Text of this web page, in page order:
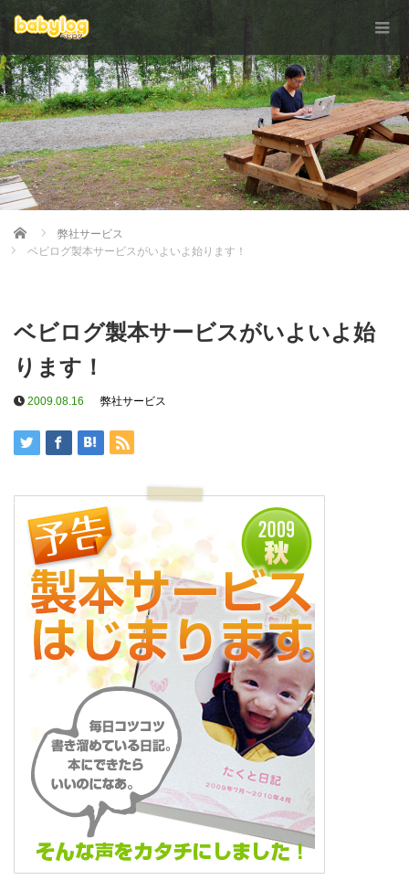
Home
弊社サービス
ベビログ製本サービスがいよいよ始ります！
ベビログ製本サービスがいよいよ始
ります！
2009.08.16 弊社サービス